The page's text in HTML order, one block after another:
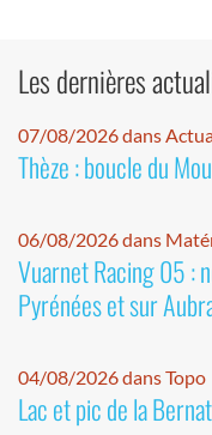
Les dernières
07/08/2026 dans
Thèze : boucle du
06/08/2026 dans
Vuarnet Racing 05 :
Pyrénées et sur
04/08/2026 dans Topo
Lac et pic de la